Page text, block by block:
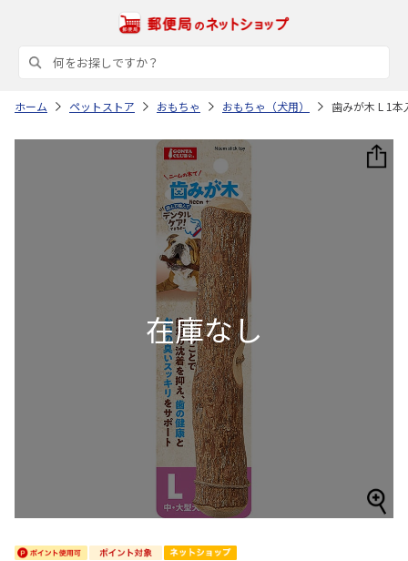
ホーム ペットストア おもちゃ おもちゃ（犬用） 歯みが木 L 1本